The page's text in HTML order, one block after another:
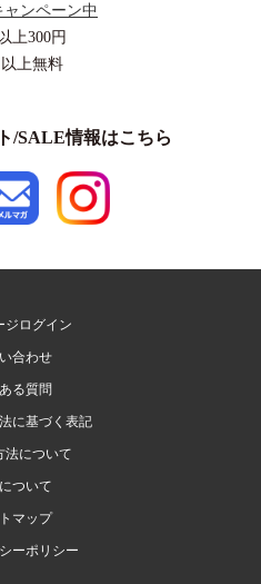
ンペーン中
上300円
上無料
/SALE情報はこちら
ジログイン
合わせ
る質問
に基づく表記
法について
ついて
マップ
ーポリシー